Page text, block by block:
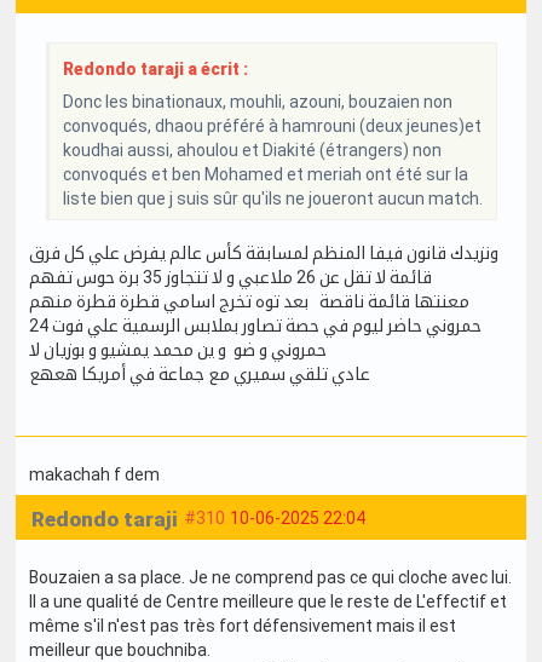
Redondo taraji a écrit :
Donc les binationaux, mouhli, azouni, bouzaien non
convoqués, dhaou préféré à hamrouni (deux jeunes)et
koudhai aussi, ahoulou et Diakité (étrangers) non
convoqués et ben Mohamed et meriah ont été sur la
liste bien que j suis sûr qu'ils ne joueront aucun match.
ونزيدك قانون فيفا المنظم لمسابقة كأس عالم يفرض علي كل فرق
قائمة لا تقل عن 26 ملاعبي و لا تتجاوز 35 برة حوس تفهم
معنتها قائمة ناقصة بعد توه تخرج اسامي قطرة قطرة منهم
حمروني حاضر ليوم في حصة تصاور بملابس الرسمية علي فوت 24
حمروني و ضو و ين محمد يمشيو و بوزيان لا
عادي تلقي سميري مع جماعة في أمريكا هعهع
makachah f dem
#310 10-06-2025 22:04
Redondo taraji
Bouzaien a sa place. Je ne comprend pas ce qui cloche avec lui.
Il a une qualité de Centre meilleure que le reste de L'effectif et
même s'il n'est pas très fort défensivement mais il est
meilleur que bouchniba.